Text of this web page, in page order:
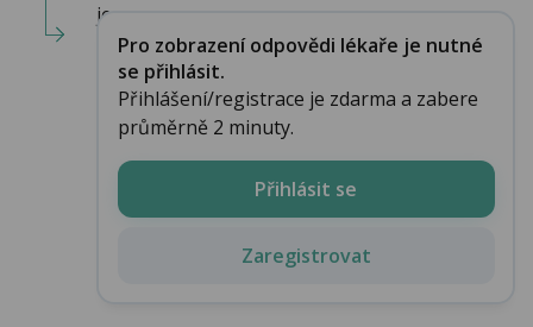
je...
Pro zobrazení odpovědi lékaře je nutné
se přihlásit.
Přihlášení/registrace je zdarma a zabere
průměrně 2 minuty.
Přihlásit se
Zaregistrovat